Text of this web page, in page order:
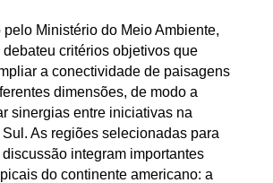
pelo Ministério do Meio Ambiente,
debateu critérios objetivos que
a conectividade de paisagens
dimensões, de modo a
sinergias entre iniciativas na
As regiões selecionadas para
integram importantes
do continente americano: a